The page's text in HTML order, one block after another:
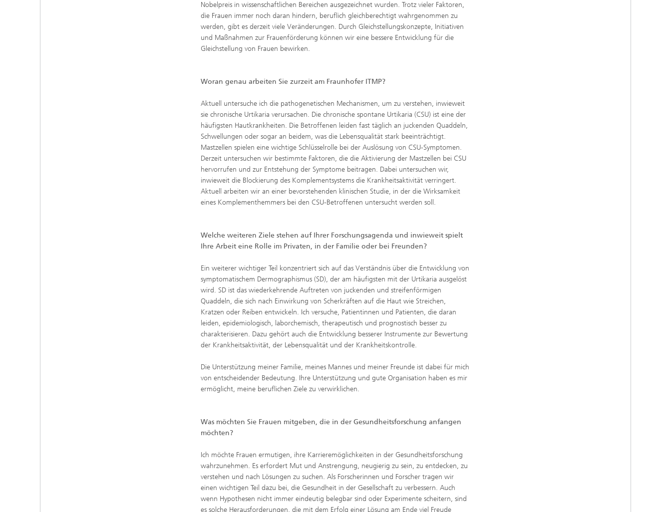
Nobelpreis in wissenschaftlichen Bereichen ausgezeichnet wurden. Trotz vieler Faktoren,
die Frauen immer noch daran hindern, beruflich gleichberechtigt wahrgenommen zu
werden, gibt es derzeit viele Veränderungen. Durch Gleichstellungskonzepte, Initiativen
und Maßnahmen zur Frauenförderung können wir eine bessere Entwicklung für die
Gleichstellung von Frauen bewirken.
Woran genau arbeiten Sie zurzeit am Fraunhofer ITMP?
Aktuell untersuche ich die pathogenetischen Mechanismen, um zu verstehen, inwieweit
sie chronische Urtikaria verursachen. Die chronische spontane Urtikaria (CSU) ist eine der
häufigsten Hautkrankheiten. Die Betroffenen leiden fast täglich an juckenden Quaddeln,
Schwellungen oder sogar an beidem, was die Lebensqualität stark beeinträchtigt.
Mastzellen spielen eine wichtige Schlüsselrolle bei der Auslösung von CSU-Symptomen.
Derzeit untersuchen wir bestimmte Faktoren, die die Aktivierung der Mastzellen bei CSU
hervorrufen und zur Entstehung der Symptome beitragen. Dabei untersuchen wir,
inwieweit die Blockierung des Komplementsystems die Krankheitsaktivität verringert.
Aktuell arbeiten wir an einer bevorstehenden klinischen Studie, in der die Wirksamkeit
eines Komplementhemmers bei den CSU-Betroffenen untersucht werden soll.
Welche weiteren Ziele stehen auf Ihrer Forschungsagenda und inwieweit spielt
Ihre Arbeit eine Rolle im Privaten, in der Familie oder bei Freunden?
Ein weiterer wichtiger Teil konzentriert sich auf das Verständnis über die Entwicklung von
symptomatischem Dermographismus (SD), der am häufigsten mit der Urtikaria ausgelöst
wird. SD ist das wiederkehrende Auftreten von juckenden und streifenförmigen
Quaddeln, die sich nach Einwirkung von Scherkräften auf die Haut wie Streichen,
Kratzen oder Reiben entwickeln. Ich versuche, Patientinnen und Patienten, die daran
leiden, epidemiologisch, laborchemisch, therapeutisch und prognostisch besser zu
charakterisieren. Dazu gehört auch die Entwicklung besserer Instrumente zur Bewertung
der Krankheitsaktivität, der Lebensqualität und der Krankheitskontrolle.
Die Unterstützung meiner Familie, meines Mannes und meiner Freunde ist dabei für mich
von entscheidender Bedeutung. Ihre Unterstützung und gute Organisation haben es mir
ermöglicht, meine beruflichen Ziele zu verwirklichen.
Was möchten Sie Frauen mitgeben, die in der Gesundheitsforschung anfangen
möchten?
Ich möchte Frauen ermutigen, ihre Karrieremöglichkeiten in der Gesundheitsforschung
wahrzunehmen. Es erfordert Mut und Anstrengung, neugierig zu sein, zu entdecken, zu
verstehen und nach Lösungen zu suchen. Als Forscherinnen und Forscher tragen wir
einen wichtigen Teil dazu bei, die Gesundheit in der Gesellschaft zu verbessern. Auch
wenn Hypothesen nicht immer eindeutig belegbar sind oder Experimente scheitern, sind
es solche Herausforderungen, die mit dem Erfolg einer Lösung am Ende viel Freude